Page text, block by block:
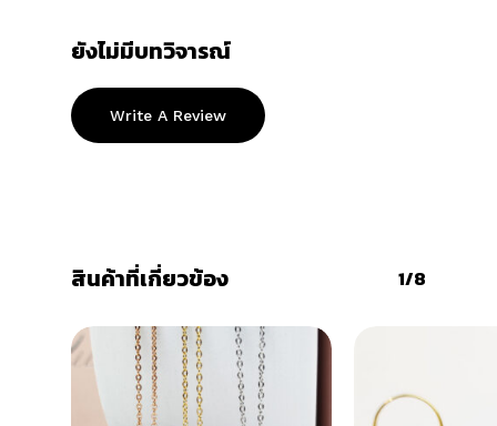
ยังไม่มีบทวิจารณ์
Write A Review
สินค้าที่เกี่ยวข้อง 1/8